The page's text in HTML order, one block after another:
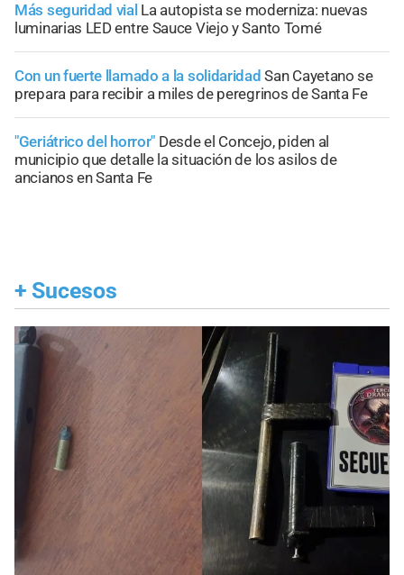
Más seguridad vial La autopista se moderniza: nuevas
luminarias LED entre Sauce Viejo y Santo Tomé
Con un fuerte llamado a la solidaridad San Cayetano se
prepara para recibir a miles de peregrinos de Santa Fe
"Geriátrico del horror" Desde el Concejo, piden al
municipio que detalle la situación de los asilos de
ancianos en Santa Fe
+ Sucesos